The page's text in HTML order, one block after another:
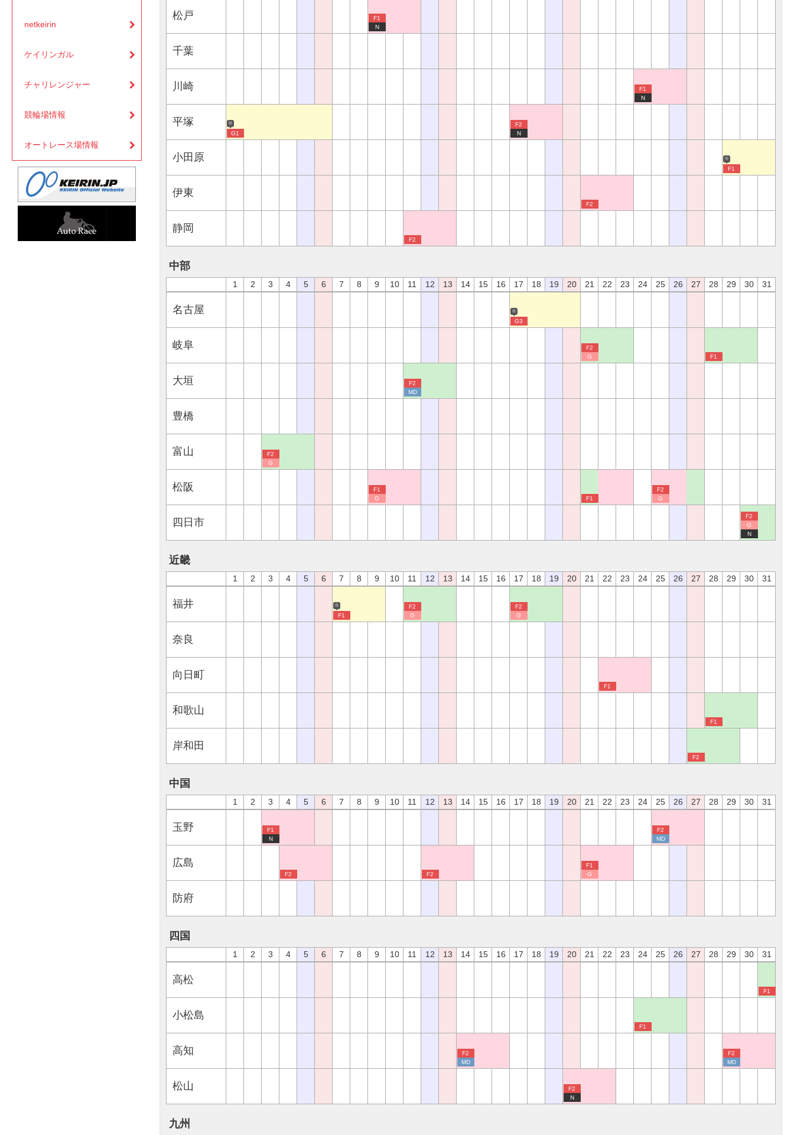
netkeirin
ケイリンガル
チャリレンジャー
競輪場情報
オートレース場情報
松戸
F1
N
千葉
川崎
F1
N
平塚 ※
G1
F2
N
小田原 ※
F1
伊東
F2
静岡
F2
中部
1 2 3 4 5 6 7 8 9 10 11 12 13 14 15 16 17 18 19 20 21 22 23 24 25 26 27 28 29 30 31
名古屋 ※
G3
岐阜
F2
G
F1
大垣
F2
MD
豊橋
富山
F2
G
松阪
F1
G
F1
F2
G
四日市
F2
G
N
近畿
1 2 3 4 5 6 7 8 9 10 11 12 13 14 15 16 17 18 19 20 21 22 23 24 25 26 27 28 29 30 31
福井 ※
F1
F2
G
F2
G
奈良
向日町
F1
和歌山
F1
岸和田
F2
中国
1 2 3 4 5 6 7 8 9 10 11 12 13 14 15 16 17 18 19 20 21 22 23 24 25 26 27 28 29 30 31
玉野
F1
N
F2
MD
広島
F2 F2
F1
G
防府
四国
1 2 3 4 5 6 7 8 9 10 11 12 13 14 15 16 17 18 19 20 21 22 23 24 25 26 27 28 29 30 31
高松
F1
小松島
F1
高知
F2
MD
F2
MD
松山
F2
N
九州